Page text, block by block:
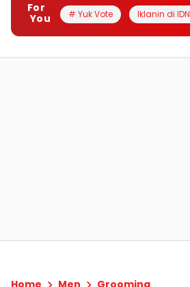
For
You
# Yuk Vote Iklanin di IDN
Home Men Grooming